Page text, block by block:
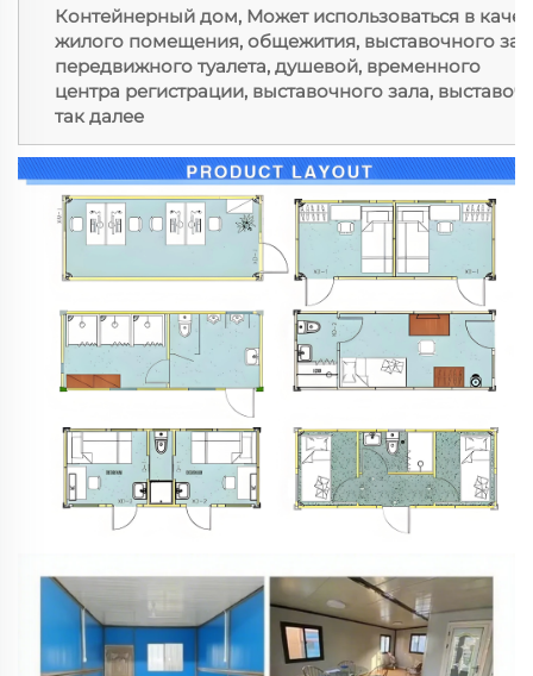
Контейнерный дом, Может использоваться в
жилого помещения, общежития, выставочного
передвижного туалета, душевой, временного
центра регистрации, выставочного зала,
так далее